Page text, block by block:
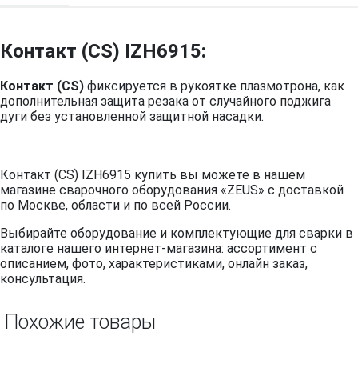
Контакт (CS) IZH6915:
Контакт (CS) фиксируется в рукоятке плазмотрона, как
дополнительная защита резака от случайного поджига
дуги без установленной защитной насадки.
Контакт (CS) IZH6915 купить вы можете в нашем
магазине сварочного оборудования «ZEUS» с доставкой
по Москве, области и по всей России.
Выбирайте оборудование и комплектующие для сварки в
каталоге нашего интернет-магазина: ассортимент с
описанием, фото, характеристиками, онлайн заказ,
консультация.
Похожие товары